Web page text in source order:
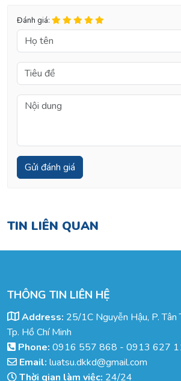
Đánh giá:
TIN LIÊN QUAN
THÔNG TIN LIÊN HỆ
Address: 25/1C Nguyễn Hậu, P. Tân
Tp. Hồ Chí Minh
Phone: 0916 557 868 - 0913 627
Email: luatsu.dkkd@gmail.com
Thời gian làm việc: 24/24